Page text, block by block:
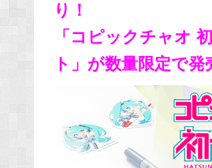
り！
「コピックチャオ
ト」が数量限定で発